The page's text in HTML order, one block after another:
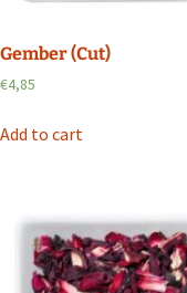
Gember (Cut)
€4,85
Add to cart